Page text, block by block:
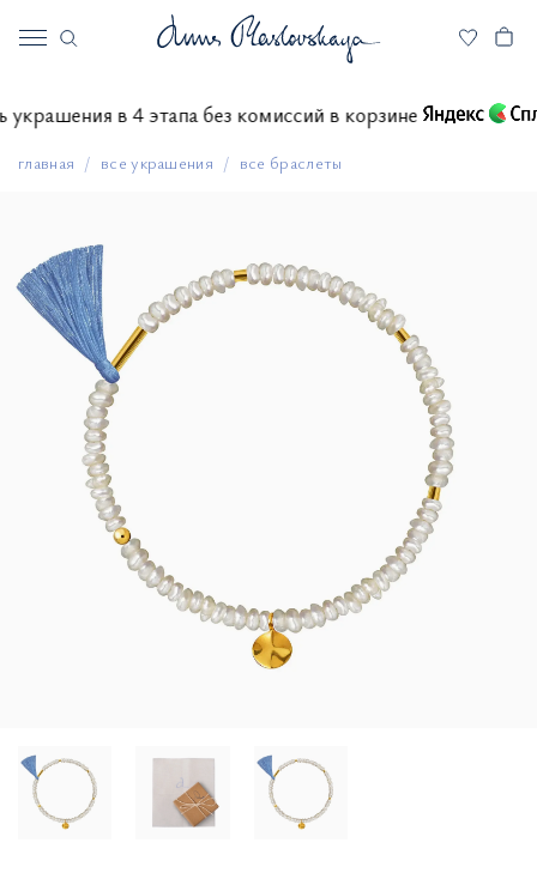
украшения в 4 этапа без комиссий в корзине
главная все украшения все браслеты